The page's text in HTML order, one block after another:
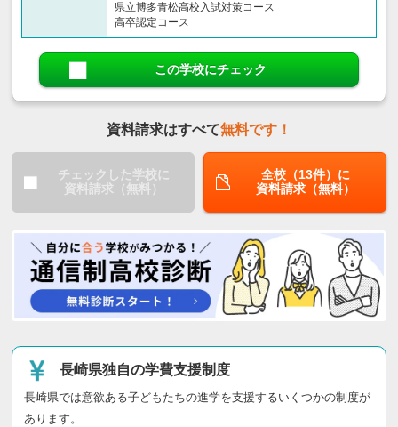
県立博多青松高校入試対策コース
高卒認定コース
この学校にチェック
資料請求はすべて無料です！
チェックした学校に
資料請求（無料）
全校（13件）に
資料請求（無料）
長崎県独自の学費支援制度
長崎県では意欲ある子どもたちの進学を支援するいくつかの制度が
あります。